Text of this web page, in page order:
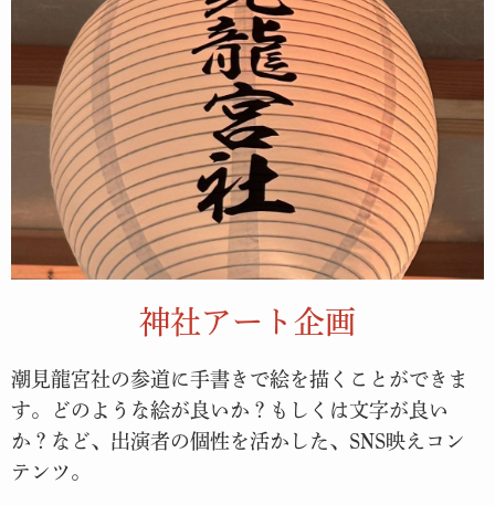
神社アート企画
潮見龍宮社の参道に手書きで絵を描くことができま
す。どのような絵が良いか？もしくは文字が良い
か？など、出演者の個性を活かした、SNS映えコン
テンツ。